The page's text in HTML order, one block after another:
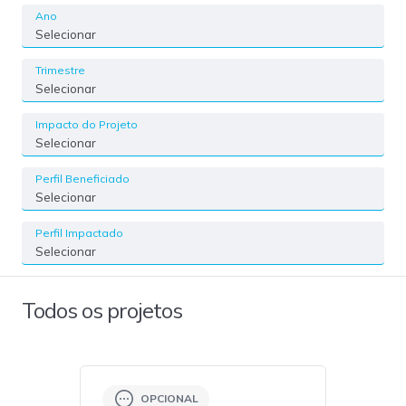
Ano
Selecionar
Trimestre
Selecionar
Impacto do Projeto
Selecionar
Perfil Beneficiado
Selecionar
Perfil Impactado
Selecionar
Todos os projetos
OPCIONAL